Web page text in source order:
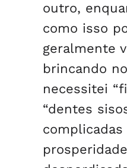
outro,
como isso
geralmente
brincando
necessitei
“dentes